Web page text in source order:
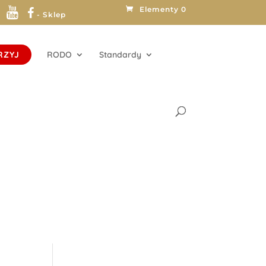
- Sklep
Elementy 0
RODO Standardy